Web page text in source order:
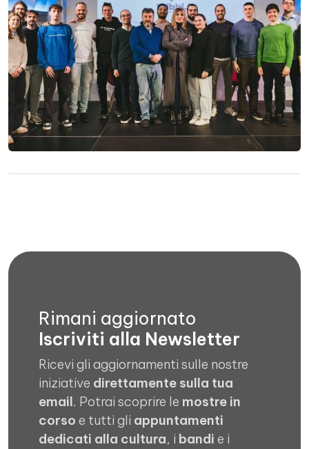
Rimani aggiornato
Iscriviti alla Newsletter
Ricevi gli aggiornamenti sulle nostre
iniziative direttamente sulla tua
email. Potrai scoprire le mostre in
corso e tutti gli appuntamenti
dedicati alla cultura, i bandi e i